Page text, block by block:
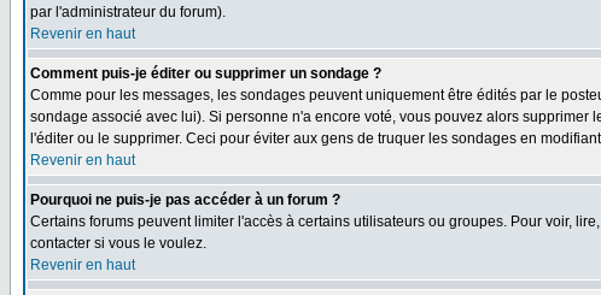
par l'administrateur du forum).
Revenir en haut
Comment puis-je éditer ou supprimer un sondage ?
Comme pour les messages, les sondages peuvent uniquement être édités par le
sondage associé avec lui). Si personne n'a encore voté, vous pouvez alors
l'éditer ou le supprimer. Ceci pour éviter aux gens de truquer les sondages en
Revenir en haut
Pourquoi ne puis-je pas accéder à un forum ?
Certains forums peuvent limiter l'accès à certains utilisateurs ou groupes. Pour voir,
contacter si vous le voulez.
Revenir en haut